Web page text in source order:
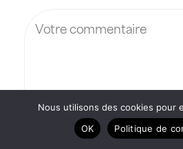
Nous utilisons des cookies pour
OK
Politique de